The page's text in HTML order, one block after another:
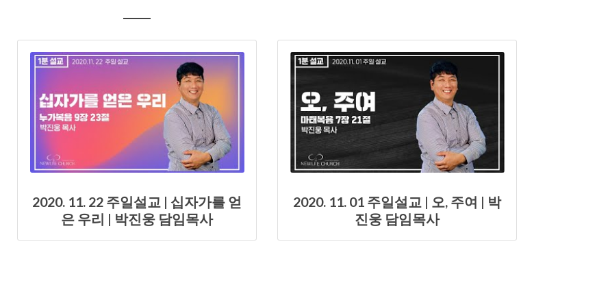
2020. 11. 22 주일설교 | 십자가를 얻
은 우리 | 박진웅 담임목사
2020. 11. 01 주일설교 | 오, 주여 | 박
진웅 담임목사